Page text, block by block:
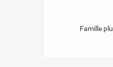
Famille